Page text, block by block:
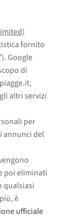
fornito
Google
di
altri servizi
per
annunci del
poi eliminati
qualsiasi
è
ufficiale